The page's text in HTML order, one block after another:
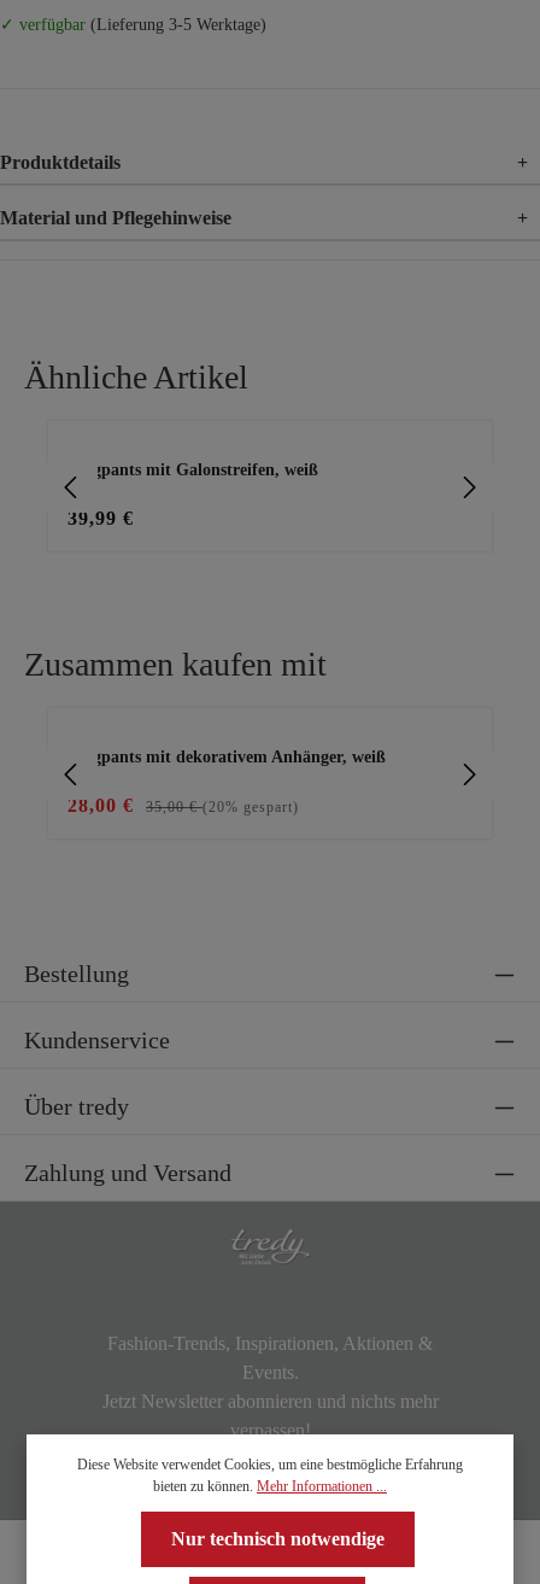
✓ verfügbar (Lieferung 3-5 Werktage)
Produktdetails +
Material und Pflegehinweise +
Ähnliche Artikel
Joggpants mit Galonstreifen, weiß
39,99 €
Zusammen kaufen mit
Joggpants mit dekorativem Anhänger, weiß
28,00 € 35,00 €(20% gespart)
Bestellung
Kundenservice
Über tredy
Zahlung und Versand
Fashion-Trends, Inspirationen, Aktionen &
Events.
Jetzt Newsletter abonnieren und nichts mehr
verpassen!
Diese Website verwendet Cookies, um eine bestmögliche Erfahrung
bieten zu können. Mehr Informationen ...
Nur technisch notwendige